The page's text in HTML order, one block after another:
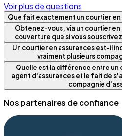
Voir plus de questions
Que fait exactement un courtier en
Obtenez-vous, via un courtier en
couverture que si vous
Un courtier en assurances est-il
vraiment plusieurs
Quelle est la différence entre un
agent d'assurances et le fait de
compagnie
Nos partenaires de confiance